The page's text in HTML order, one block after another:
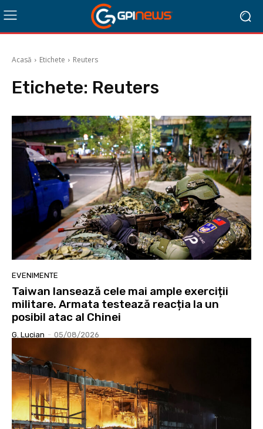
Acasă Etichete Reuters
Etichete: Reuters
EVENIMENTE
Taiwan lansează cele mai ample exerciții
militare. Armata testează reacția la un
posibil atac al Chinei
G. Lucian - 05/08/2026